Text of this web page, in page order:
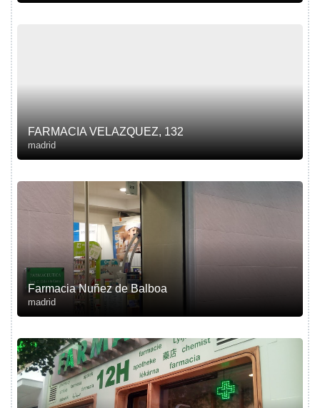
FARMACIA VELAZQUEZ, 132
madrid
Farmacia Nuñez de Balboa
madrid